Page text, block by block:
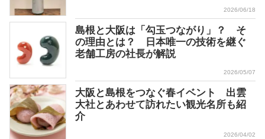
2026/06/18
島根と大阪は「勾玉つながり」？ そ
の理由とは？ 日本唯一の技術を継ぐ
老舗工房の社長が解説
2026/05/07
大阪と島根をつなぐ春イベント 出雲
大社とあわせて訪れたい観光名所も紹
介
2026/04/02